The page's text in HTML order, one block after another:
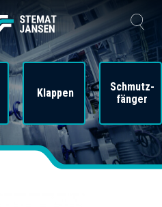
Klappen
Schmutz-
fänger